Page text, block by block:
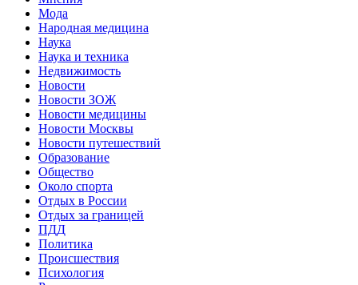
Мода
Народная медицина
Наука
Наука и техника
Недвижимость
Новости
Новости ЗОЖ
Новости медицины
Новости Москвы
Новости путешествий
Образование
Общество
Около спорта
Отдых в России
Отдых за границей
ПДД
Политика
Происшествия
Психология